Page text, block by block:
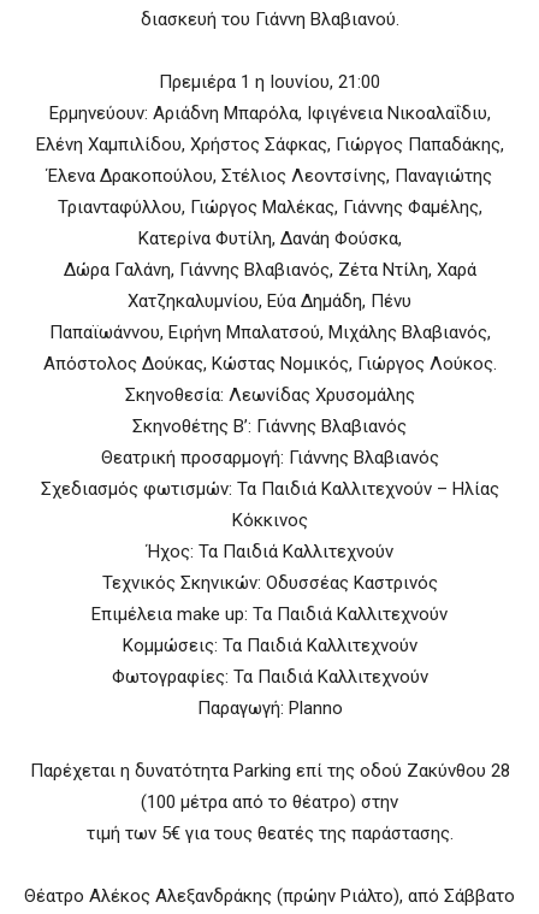
διασκευή του Γιάννη Βλαβιανού.
Πρεμιέρα 1 η Ιουνίου, 21:00
Ερμηνεύουν: Αριάδνη Μπαρόλα, Ιφιγένεια Νικοαλαΐδιυ,
Ελένη Χαμπιλίδου, Χρήστος Σάφκας, Γιώργος Παπαδάκης,
Έλενα Δρακοπούλου, Στέλιος Λεοντσίνης, Παναγιώτης
Τριανταφύλλου, Γιώργος Μαλέκας, Γιάννης Φαμέλης,
Κατερίνα Φυτίλη, Δανάη Φούσκα,
Δώρα Γαλάνη, Γιάννης Βλαβιανός, Ζέτα Ντίλη, Χαρά
Χατζηκαλυμνίου, Εύα Δημάδη, Πένυ
Παπαϊωάννου, Ειρήνη Μπαλατσού, Μιχάλης Βλαβιανός,
Απόστολος Δούκας, Κώστας Νομικός, Γιώργος Λούκος.
Σκηνοθεσία: Λεωνίδας Χρυσομάλης
Σκηνοθέτης Β’: Γιάννης Βλαβιανός
Θεατρική προσαρμογή: Γιάννης Βλαβιανός
Σχεδιασμός φωτισμών: Τα Παιδιά Καλλιτεχνούν – Ηλίας
Κόκκινος
Ήχος: Τα Παιδιά Καλλιτεχνούν
Τεχνικός Σκηνικών: Οδυσσέας Καστρινός
Επιμέλεια make up: Τα Παιδιά Καλλιτεχνούν
Κομμώσεις: Τα Παιδιά Καλλιτεχνούν
Φωτογραφίες: Τα Παιδιά Καλλιτεχνούν
Παραγωγή: Planno
Παρέχεται η δυνατότητα Parking επί της οδού Ζακύνθου 28
(100 μέτρα από το θέατρο) στην
τιμή των 5€ για τους θεατές της παράστασης.
Θέατρο Αλέκος Αλεξανδράκης (πρώην Ριάλτο), από Σάββατο